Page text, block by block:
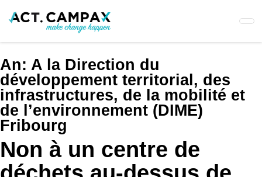
An: A la Direction du
développement territorial, des
infrastructures, de la mobilité et
de l’environnement (DIME)
Fribourg
Non à un centre de